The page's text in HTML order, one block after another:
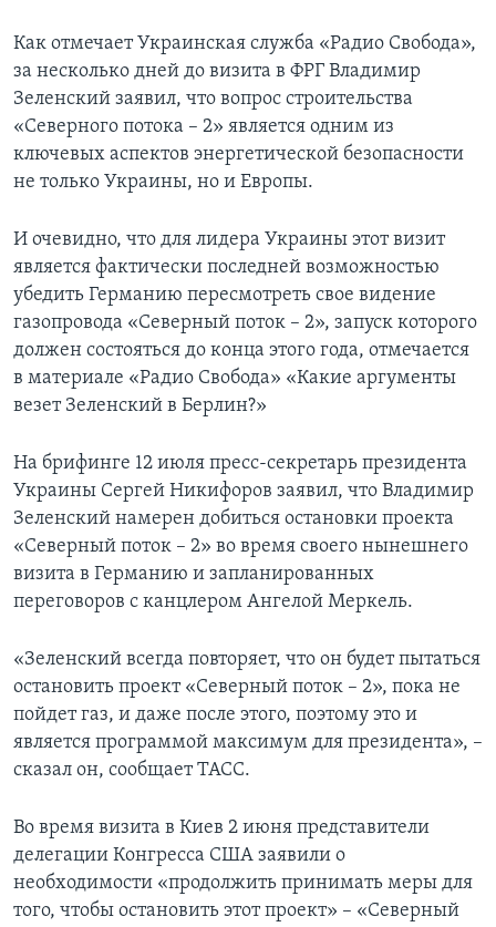
Как отмечает Украинская служба «Радио Свобода»,
за несколько дней до визита в ФРГ Владимир
Зеленский заявил, что вопрос строительства
«Северного потока – 2» является одним из
ключевых аспектов энергетической безопасности
не только Украины, но и Европы.
И очевидно, что для лидера Украины этот визит
является фактически последней возможностью
убедить Германию пересмотреть свое видение
газопровода «Северный поток – 2», запуск которого
должен состояться до конца этого года, отмечается
в материале «Радио Свобода» «Какие аргументы
везет Зеленский в Берлин?»
На брифинге 12 июля пресс-секретарь президента
Украины Сергей Никифоров заявил, что Владимир
Зеленский намерен добиться остановки проекта
«Северный поток – 2» во время своего нынешнего
визита в Германию и запланированных
переговоров с канцлером Ангелой Меркель.
«Зеленский всегда повторяет, что он будет пытаться
остановить проект «Северный поток – 2», пока не
пойдет газ, и даже после этого, поэтому это и
является программой максимум для президента», –
сказал он, сообщает ТАСС.
Во время визита в Киев 2 июня представители
делегации Конгресса США заявили о
необходимости «продолжить принимать меры для
того, чтобы остановить этот проект» – «Северный